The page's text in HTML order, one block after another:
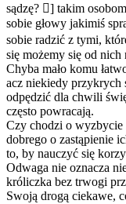
sądzę? ] takim
sobie głowy jakimiś
sobie radzić z tymi,
się możemy się od nich
Chyba mało komu
acz niekiedy przykrych
odpędzić dla chwili
często powracają.
Czy chodzi o wyzbycie
dobrego o zastąpienie
to, by nauczyć się
Odwaga nie oznacza
króliczka bez trwogi
Swoją drogą ciekawe,